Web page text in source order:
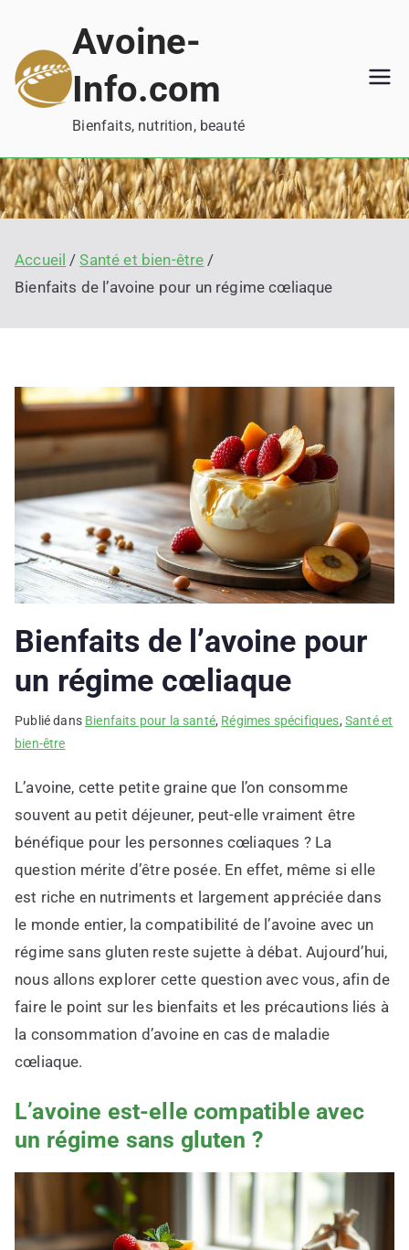
contenu
Avoine-
Info.com
Bienfaits, nutrition, beauté
Accueil
Santé et bien-être
Bienfaits de l’avoine pour un régime cœliaque
Bienfaits de l’avoine pour
un régime cœliaque
Publié dans Bienfaits pour la santé, Régimes spécifiques, Santé et
bien-être
L’avoine, cette petite graine que l’on consomme
souvent au petit déjeuner, peut-elle vraiment être
bénéfique pour les personnes cœliaques ? La
question mérite d’être posée. En effet, même si elle
est riche en nutriments et largement appréciée dans
le monde entier, la compatibilité de l’avoine avec un
régime sans gluten reste sujette à débat. Aujourd’hui,
nous allons explorer cette question avec vous, afin de
faire le point sur les bienfaits et les précautions liés à
la consommation d’avoine en cas de maladie
cœliaque.
L’avoine est-elle compatible avec
un régime sans gluten ?